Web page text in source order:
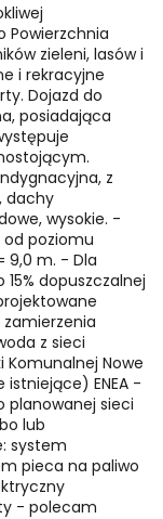
Powierzchnia
zieleni, lasów i
i rekracyjne
Dojazd do
posiadająca
z
dachy
wysokie. -
poziomu
9,0 m. - Dla
dopuszczalnej
z sieci
Komunalnej Nowe
ENEA -
planowanej sieci
lub
system
pieca na paliwo
- polecam